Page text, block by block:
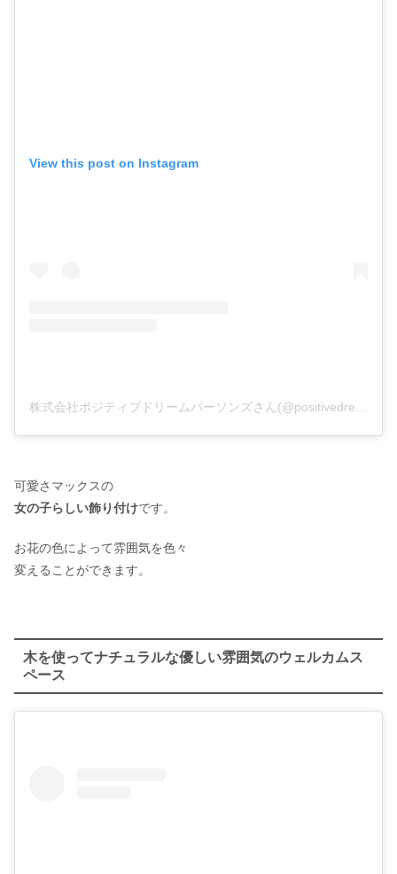
View this post on Instagram
可愛さマックスの
女の子らしい飾り付けです。
お花の色によって雰囲気を色々
変えることができます。
木を使ってナチュラルな優しい雰囲気のウェルカムス
ペース